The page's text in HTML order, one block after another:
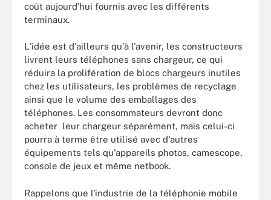
coût aujourd'hui fournis avec les différents
terminaux.
L'idée est d'ailleurs qu'à l'avenir, les constructeurs
livrent leurs téléphones sans chargeur, ce qui
réduira la prolifération de blocs chargeurs inutiles
chez les utilisateurs, les problèmes de recyclage
ainsi que le volume des emballages des
téléphones. Les consommateurs devront donc
acheter leur chargeur séparément, mais celui-ci
pourra à terme être utilisé avec d'autres
équipements tels qu'appareils photos, camescope,
console de jeux et même netbook.
Rappelons que l'industrie de la téléphonie mobile